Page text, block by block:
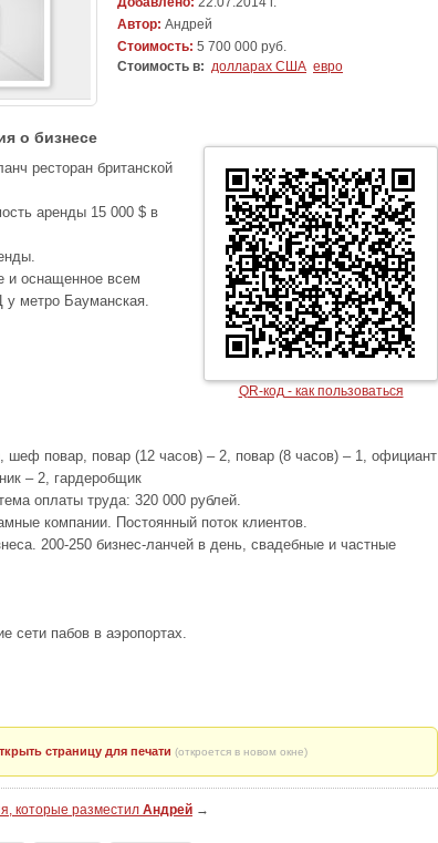
Автор: Андрей
Стоимость: 5 700 000 руб.
Стоимость в: долларах США евро
о бизнесе
QR-код - как пользоваться
ресторан британской
аренды 15 000 $ в
и оснащенное всем
метро Бауманская.
повар, повар (12 часов) – 2, повар (8 часов) – 1, официант
– 2, гардеробщик
оплаты труда: 320 000 рублей.
компании. Постоянный поток клиентов.
200-250 бизнес-ланчей в день, свадебные и частные
сети пабов в аэропортах.
страницу для печати (откроется в новом окне)
которые разместил Андрей →